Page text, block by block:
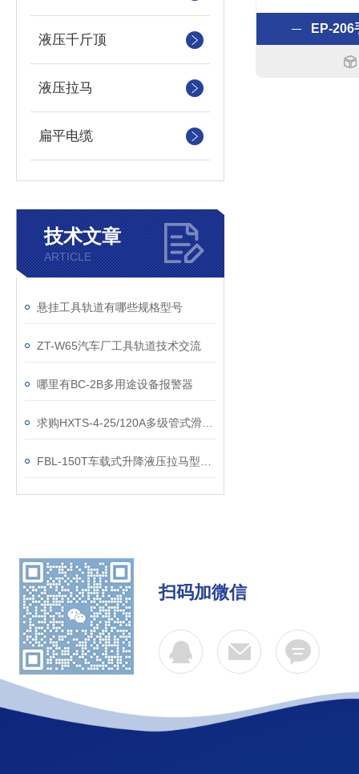
液压千斤顶
液压拉马
扁平电缆
技术文章
ARTICLE
​悬挂工具轨道有哪些规格型号
ZT-W65汽车厂工具轨道技术交流
哪里有BC-2B多用途设备报警器
EP-206
扫码加微信